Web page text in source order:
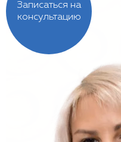
Записаться на
консультацию